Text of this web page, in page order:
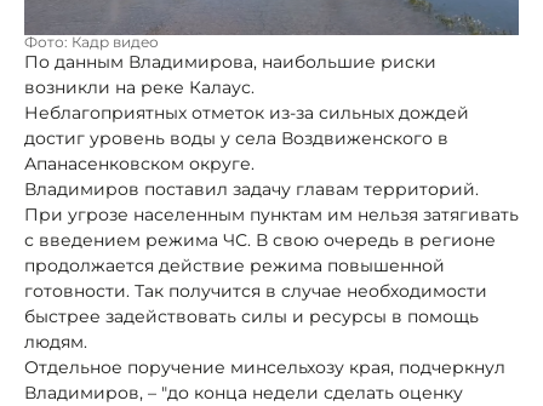
Фото: Кадр видео
По данным Владимирова, наибольшие риски
возникли на реке Калаус.
Неблагоприятных отметок из-за сильных дождей
достиг уровень воды у села Воздвиженского в
Апанасенковском округе.
Владимиров поставил задачу главам территорий.
При угрозе населенным пунктам им нельзя затягивать
с введением режима ЧС. В свою очередь в регионе
продолжается действие режима повышенной
готовности. Так получится в случае необходимости
быстрее задействовать силы и ресурсы в помощь
людям.
Отдельное поручение минсельхозу края, подчеркнул
Владимиров, – "до конца недели сделать оценку